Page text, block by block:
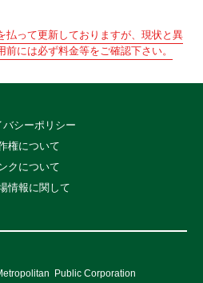
って更新しておりますが、現状と異
には必ず料金等をご確認下さい。
バシーポリシー
権について
クについて
情報に関して
Public Corporation